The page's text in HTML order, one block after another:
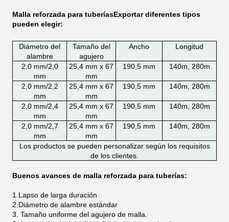
Malla reforzada para tuberíasExportar diferentes tipos
pueden elegir:
Diámetro del
alambre
Tamaño del
agujero
Ancho Longitud
2,0 mm/2,0
mm
25,4 mm x 67
mm
190,5 mm 140m, 280m
2,0 mm/2,2
mm
25,4 mm x 67
mm
190,5 mm 140m, 280m
2,0 mm/2,4
mm
25,4 mm x 67
mm
190,5 mm 140m, 280m
2,0 mm/2,7
mm
25,4 mm x 67
mm
190,5 mm 140m, 280m
Los productos se pueden personalizar según los requisitos
de los clientes.
Buenos avances de malla reforzada para tuberías:
1.Lapso de larga duración
2.Diámetro de alambre estándar
3. Tamaño uniforme del agujero de malla.